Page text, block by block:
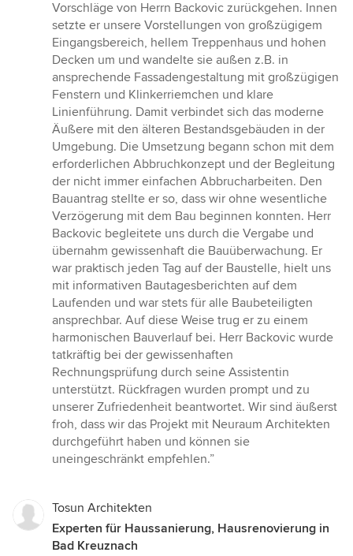
Vorschläge von Herrn Backovic zurückgehen. Innen
setzte er unsere Vorstellungen von großzügigem
Eingangsbereich, hellem Treppenhaus und hohen
Decken um und wandelte sie außen z.B. in
ansprechende Fassadengestaltung mit großzügigen
Fenstern und Klinkerriemchen und klare
Linienführung. Damit verbindet sich das moderne
Äußere mit den älteren Bestandsgebäuden in der
Umgebung. Die Umsetzung begann schon mit dem
erforderlichen Abbruchkonzept und der Begleitung
der nicht immer einfachen Abbrucharbeiten. Den
Bauantrag stellte er so, dass wir ohne wesentliche
Verzögerung mit dem Bau beginnen konnten. Herr
Backovic begleitete uns durch die Vergabe und
übernahm gewissenhaft die Bauüberwachung. Er
war praktisch jeden Tag auf der Baustelle, hielt uns
mit informativen Bautagesberichten auf dem
Laufenden und war stets für alle Baubeteiligten
ansprechbar. Auf diese Weise trug er zu einem
harmonischen Bauverlauf bei. Herr Backovic wurde
tatkräftig bei der gewissenhaften
Rechnungsprüfung durch seine Assistentin
unterstützt. Rückfragen wurden prompt und zu
unserer Zufriedenheit beantwortet. Wir sind äußerst
froh, dass wir das Projekt mit Neuraum Architekten
durchgeführt haben und können sie
uneingeschränkt empfehlen.”
Tosun Architekten
Experten für Haussanierung, Hausrenovierung in
Bad Kreuznach